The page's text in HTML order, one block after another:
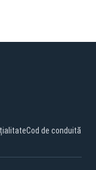
Cod de conduită